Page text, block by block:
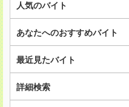
人気のバイト
あなたへのおすすめバイト
最近見たバイト
詳細検索